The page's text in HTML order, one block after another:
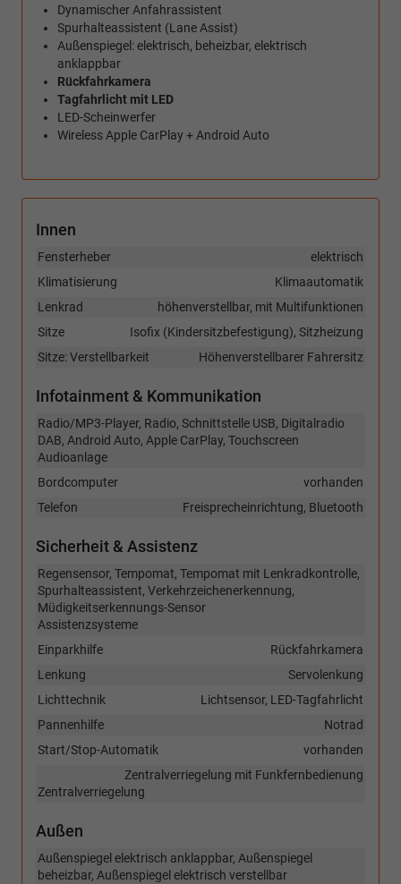
Dynamischer Anfahrassistent
Spurhalteassistent (Lane Assist)
Außenspiegel: elektrisch, beheizbar, elektrisch
anklappbar
Rückfahrkamera
Tagfahrlicht mit LED
LED-Scheinwerfer
Wireless Apple CarPlay + Android Auto
Innen
elektrisch
Fensterheber
Klimaautomatik
Klimatisierung
höhenverstellbar, mit Multifunktionen
Lenkrad
Isofix (Kindersitzbefestigung), Sitzheizung
Sitze
Höhenverstellbarer Fahrersitz
Sitze: Verstellbarkeit
Infotainment & Kommunikation
Radio/MP3-Player, Radio, Schnittstelle USB, Digitalradio
DAB, Android Auto, Apple CarPlay, Touchscreen
Audioanlage
vorhanden
Bordcomputer
Freisprecheinrichtung, Bluetooth
Telefon
Sicherheit & Assistenz
Regensensor, Tempomat, Tempomat mit Lenkradkontrolle,
Spurhalteassistent, Verkehrzeichenerkennung,
Müdigkeitserkennungs-Sensor
Assistenzsysteme
Rückfahrkamera
Einparkhilfe
Servolenkung
Lenkung
Lichtsensor, LED-Tagfahrlicht
Lichttechnik
Notrad
Pannenhilfe
vorhanden
Start/Stop-Automatik
Zentralverriegelung mit Funkfernbedienung
Zentralverriegelung
Außen
Außenspiegel elektrisch anklappbar, Außenspiegel
beheizbar, Außenspiegel elektrisch verstellbar